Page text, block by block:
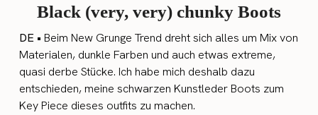
Black (very, very) chunky Boots
DE • Beim New Grunge Trend dreht sich alles um Mix von
Materialen, dunkle Farben und auch etwas extreme,
quasi derbe Stücke. Ich habe mich deshalb dazu
entschieden, meine schwarzen Kunstleder Boots zum
Key Piece dieses outfits zu machen.